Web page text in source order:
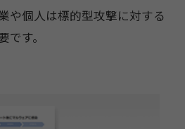
や個人は標的型攻撃に対する
す。​